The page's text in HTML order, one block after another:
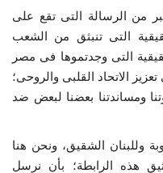
من الرسالة التى تقع على
التى تنبثق من الشعب
التى وجدتموها فى مصر
الاتحاد القلبى والروحى؛
ومساندتنا بعضنا لبعض ضد
وللبنان الشقيق، ونحن هنا
هذه الرابطة؛ بأن نرسل